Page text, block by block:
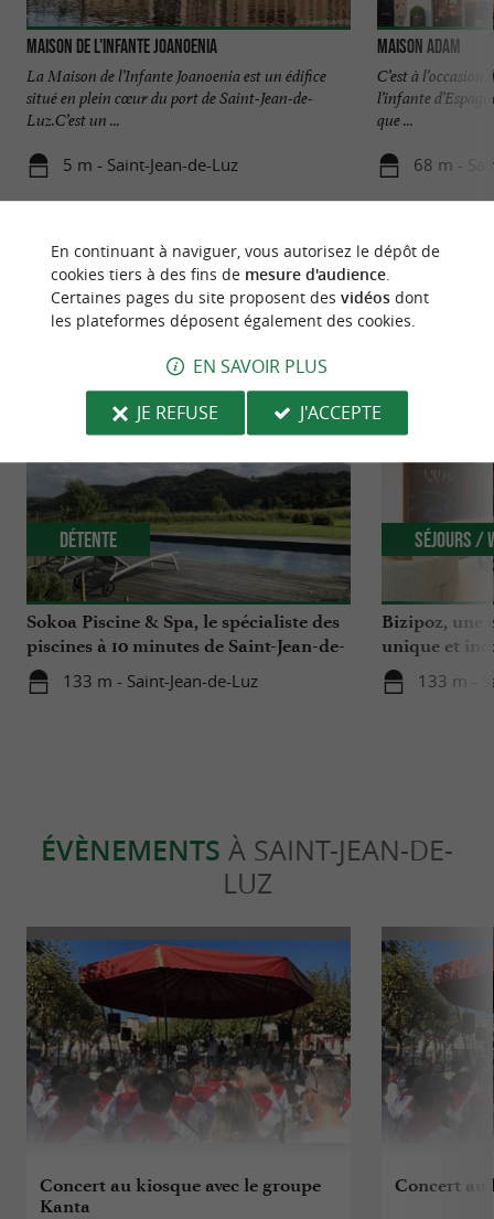
Maison de l'Infante Joanoenia
La Maison de l’Infante Joanoenia est un édifice
situé en plein cœur du port de Saint-Jean-de-
Luz.C’est un ...
5 m - Saint-Jean-de-Luz
Maison Adam
C’est à
l’infante
que ...
68 m -
NOUS AVONS TESTÉPOUR VOUS
Sokoa Piscine & Spa, le spécialiste des
piscines à 10 minutes de Saint-Jean-de-
Luz
133 m - Saint-Jean-de-Luz
Détente
Bizipoz, une
unique et
côte basque
133 m -
Séjours /
ÉVÈNEMENTS À SAINT-JEAN-DE-
LUZ
Concert au kiosque avec le groupe
Kanta
Concert au
En continuant à naviguer, vous autorisez le dépôt de
cookies tiers à des fins de mesure d'audience.
Certaines pages du site proposent des vidéosdont
les plateformes déposent également des cookies.
EN SAVOIR PLUS
JE REFUSE
J'ACCEPTE